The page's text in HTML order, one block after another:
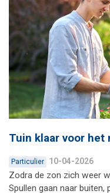
Tuin klaar voor het
Particulier 10-04-2026
Zodra de zon zich weer
Spullen gaan naar